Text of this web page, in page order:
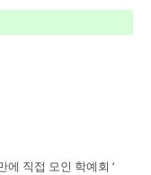
에 직접 모인 학예회 ‘